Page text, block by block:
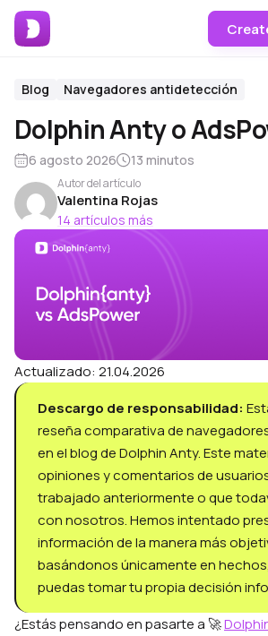
Blog Navegadores antidetección
Dolphin Anty o
6 agosto 2026 13 minutos
Autor del artículo
Valentina Rojas
14 artículos más
Actualizado: 21.04.2026
Descargo de responsabilidad:
reseña comparativa de
en el blog de Dolphin Anty. Este
opiniones y comentarios de
trabajado anteriormente o que
con nosotros. Hemos intentado
información de la manera más
basándonos únicamente en
puedas tomar tu propia decisión
¿Estás pensando en pasarte a 🚀